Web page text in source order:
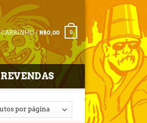
CARRINHO /R$0,00 0
REVENDAS